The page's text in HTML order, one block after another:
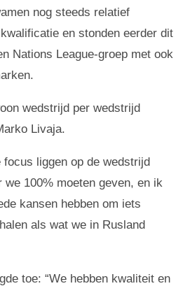
nog steeds relatief
en stonden eerder dit
Nations League-groep met ook
wedstrijd per wedstrijd
Livaja.
focus liggen op de wedstrijd
we 100% moeten geven, en ik
kansen hebben om iets
als wat we in Rusland
toe: “We hebben kwaliteit en